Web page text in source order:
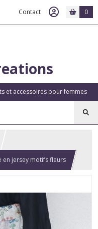
Contact 0
et accessoires pour femmes
en jersey motifs fleurs